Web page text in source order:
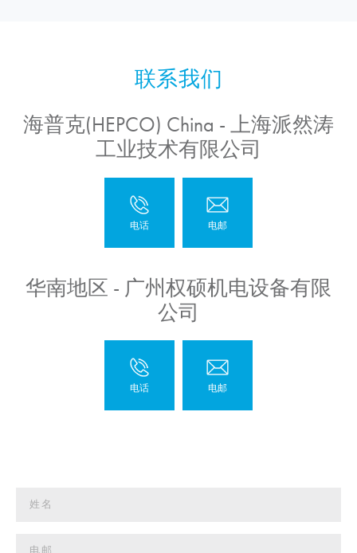
海普克(HEPCO) China - 上海派然涛
工业技术有限公司
华南地区 - 广州权硕机电设备有限
公司